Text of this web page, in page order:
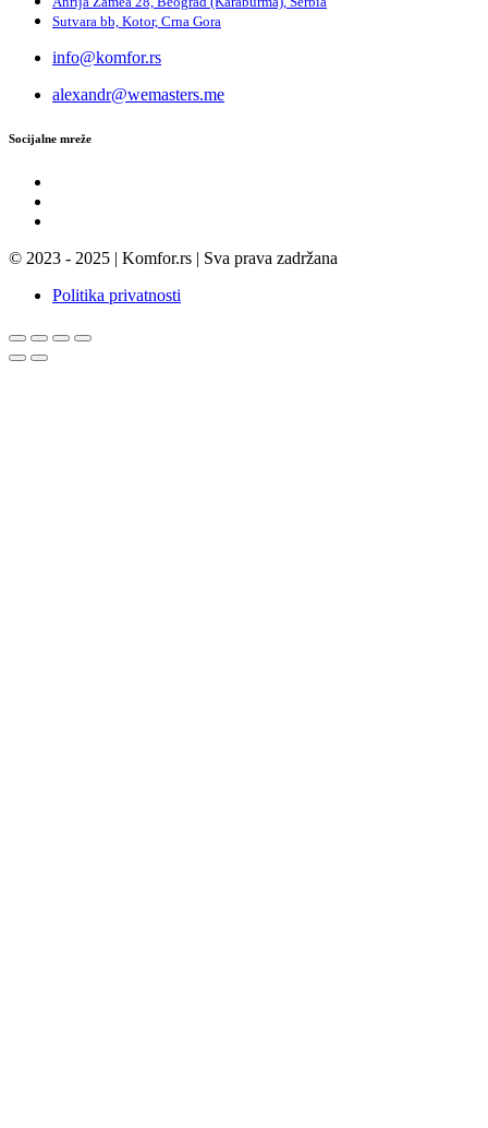
Sutvara bb, Kotor, Crna Gora
info@komfor.rs
alexandr@wemasters.me
Socijalne mreže
© 2023 - 2025 | Komfor.rs | Sva prava zadržana
Politika privatnosti